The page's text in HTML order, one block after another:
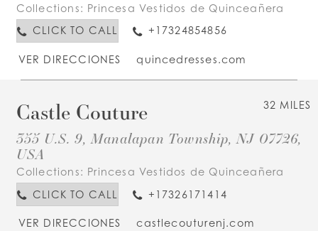
Collections: Princesa Vestidos de Quinceañera
CLICK TO CALL
+17324854856
VER DIRECCIONES quincedresses.com
32 MILES
Castle Couture
355 U.S. 9, Manalapan Township, NJ 07726,
USA
Collections: Princesa Vestidos de Quinceañera
CLICK TO CALL
+17326171414
VER DIRECCIONES castlecouturenj.com